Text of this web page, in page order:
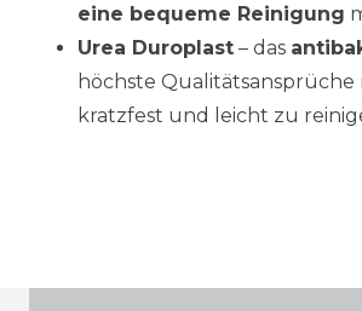
eine bequeme Reinigung
Urea Duroplast – das
höchste
kratzfest und leicht zu